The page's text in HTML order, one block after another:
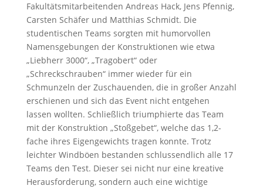
Fakultätsmitarbeitenden Andreas Hack, Jens Pfennig,
Carsten Schäfer und Matthias Schmidt. Die
studentischen Teams sorgten mit humorvollen
Namensgebungen der Konstruktionen wie etwa
„Liebherr 3000“, „Tragobert“ oder
„Schreckschrauben“ immer wieder für ein
Schmunzeln der Zuschauenden, die in großer Anzahl
erschienen und sich das Event nicht entgehen
lassen wollten. Schließlich triumphierte das Team
mit der Konstruktion „Stoßgebet“, welche das 1,2-
fache ihres Eigengewichts tragen konnte. Trotz
leichter Windböen bestanden schlussendlich alle 17
Teams den Test. Dieser sei nicht nur eine kreative
Herausforderung, sondern auch eine wichtige